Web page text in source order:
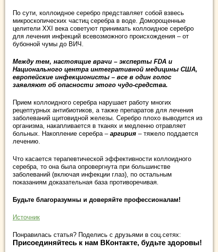
По сути, коллоидное серебро представляет собой взвесь
микроскопических частиц серебра в воде. Доморощенные
целители XXI века советуют принимать коллоидное серебро
для лечения инфекций всевозможного происхождения – от
бубонной чумы до ВИЧ.
Между тем, настоящие врачи – эксперты FDA и
Национального центра интегративной медицины США,
европейские инфекционисты – все в один голос
заявляют об опасности этого чудо-средства.
Прием коллоидного серебра нарушает работу многих
рецептурных антибиотиков, а также препаратов для лечения
заболеваний щитовидной железы. Серебро плохо выводится из
организма, накапливается в тканях и медленно отравляет
больных. Накопление серебра – аргирия – тяжело поддается
лечению.
Что касается терапевтической эффективности коллоидного
серебра, то она была опровергнута при большинстве
заболеваний (включая инфекции глаз), по остальным
показаниям доказательная база противоречивая.
Будьте благоразумны и доверяйте профессионалам!
Источник
Понравилась статья? Поделись с друзьями в соц.сетях:
Присоединяйтесь к нам ВКонтакте, будьте здоровы!